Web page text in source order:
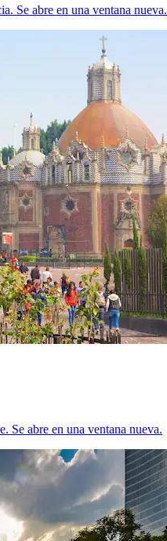
Se abre en una ventana nueva.
Se abre en una ventana nueva.